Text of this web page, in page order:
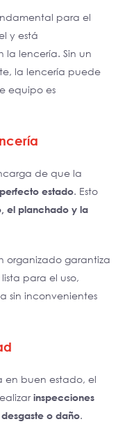
para el
y está
la lencería. Sin un
la lencería puede
equipo es
de que la
estado. Esto
el planchado y la
organizado garantiza
para el uso,
sin inconvenientes
en buen estado, el
inspecciones
o daño.